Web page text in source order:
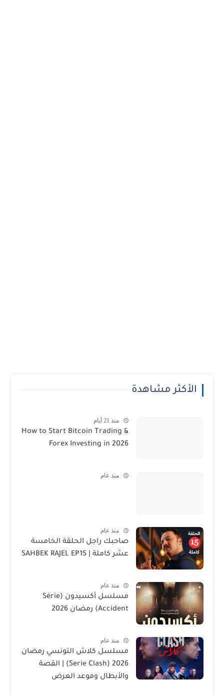
الأكثر مشاهدة
منذ 21 أيام
How to Start Bitcoin Trading &
Forex Investing in 2026
منذ عام
منذ عام
صاحبك راجل الحلقة الخامسة
عشر كاملة | SAHBEK RAJEL EP15
منذ عام
مسلسل أكسيدون (Série
Accident) رمضان 2026
منذ عام
مسلسل كلاش التونسي رمضان
2026 (Serie Clash) | القصة
والأبطال وموعد العرض